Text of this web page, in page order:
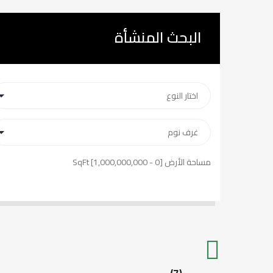
البحث المنشأة
مساحة الأرض [0
-
1,000,000,000
] SqFt